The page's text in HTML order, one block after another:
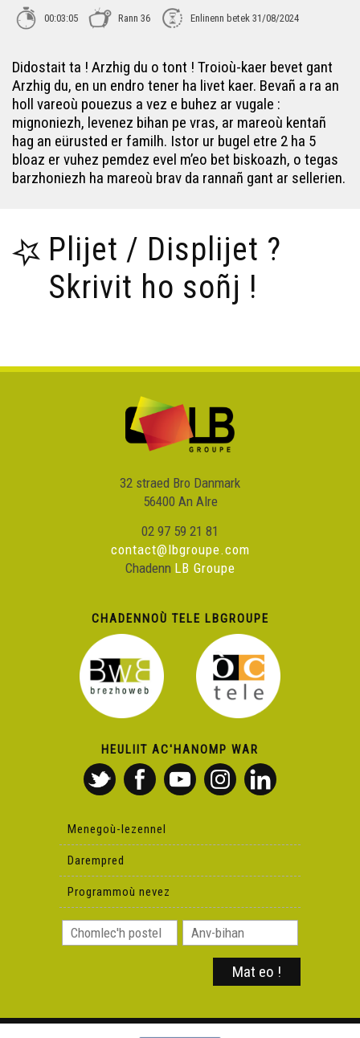
00:03:05 Rann 36 Enlinenn betek 31/08/2024
Didostait ta ! Arzhig du o tont ! Troioù-kaer bevet gant
Arzhig du, en un endro tener ha livet kaer. Bevañ a ra an
holl vareoù pouezus a vez e buhez ar vugale :
mignoniezh, levenez bihan pe vras, ar mareoù kentañ
hag an eürusted er familh. Istor ur bugel etre 2 ha 5
bloaz er vuhez pemdez evel m’eo bet biskoazh, o tegas
barzhoniezh ha mareoù brav da rannañ gant ar sellerien.
Plijet / Displijet ?
Skrivit ho soñj !
32 straed Bro Danmark
56400 An Alre
02 97 59 21 81
contact@lbgroupe.com
Chadenn LB Groupe
CHADENNOÙ TELE LBGROUPE
HEULIIT AC'HANOMP WAR
Menegoù-lezennel
Darempred
Programmoù nevez